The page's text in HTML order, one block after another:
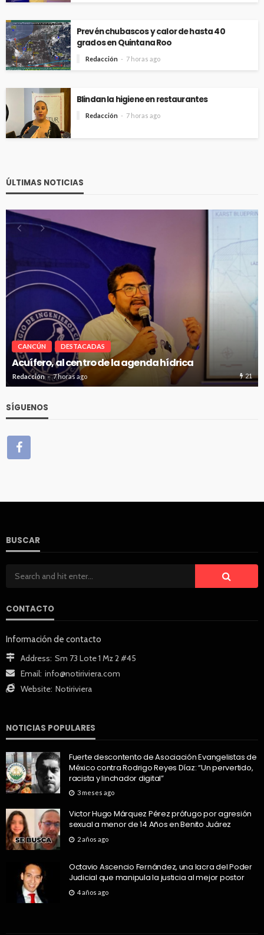
Prevén chubascos y calor de hasta 40
grados en Quintana Roo
Redacción 7 horas ago
Blindan la higiene en restaurantes
Redacción 7 horas ago
ÚLTIMAS NOTICIAS
21
CANCÚN DESTACADAS
Renuevan 250 módulos de basura en
Kukulcán
Redacción
SÍGUENOS
BUSCAR
CONTACTO
Información de contacto
Address: Sm 73 Lote 1 Mz 2 #45
Email: info@notiriviera.com
Website: Notiriviera
NOTICIAS POPULARES
Fuerte descontento de Asociación Evangelistas de
México contra Rodrigo Reyes Díaz: “Un pervertido,
racista y linchador digital”
3 meses ago
Victor Hugo Márquez Pérez prófugo por agresión
sexual a menor de 14 Años en Benito Juárez
2 años ago
Octavio Ascencio Fernández, una lacra del Poder
Judicial que manipula la justicia al mejor postor
4 años ago